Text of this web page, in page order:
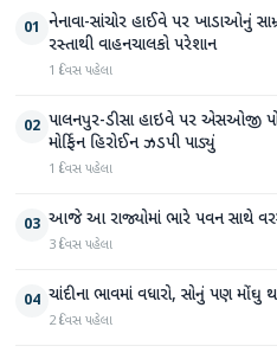
01 નેનાવા-સાંચોર હાઈવે પર ખાડાઓનું
રસ્તાથી વાહનચાલકો પરેશાન
1 દિવસ પહેલા
02 પાલનપુર-ડીસા હાઇવે પર એસઓજી
મોર્ફિન હિરોઈન ઝડપી પાડ્યું
1 દિવસ પહેલા
03 આજે આ રાજ્યોમાં ભારે પવન સાથે
3 દિવસ પહેલા
04 ચાંદીના ભાવમાં વધારો, સોનું પણ મોંઘુ
2 દિવસ પહેલા